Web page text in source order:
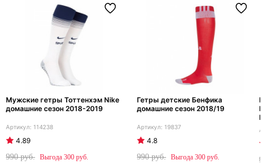
Мужские гетры Тоттенхэм Nike
домашние сезон 2018-2019
114238
4.89
990
300
Гетры детские Бенфика
домашние сезон 2018/19
19837
4.8
990
300